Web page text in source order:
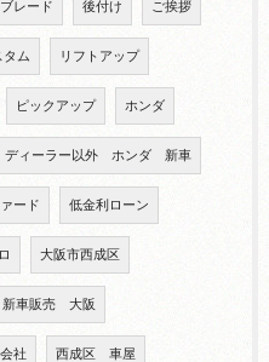
レード 後付け ご挨拶
タム リフトアップ
ピックアップ ホンダ
ディーラー以外 ホンダ 新車
ード 低金利ローン
大阪市西成区
新車販売 大阪
社 西成区 車屋